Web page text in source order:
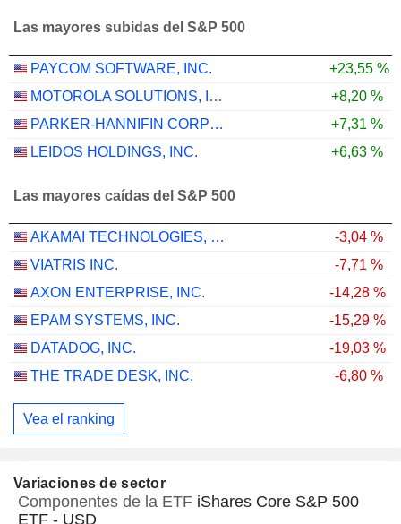
Las mayores subidas del S&P 500
PAYCOM SOFTWARE, INC.
+23,55 %
MOTOROLA SOLUTIONS, INC.
+8,20 %
PARKER-HANNIFIN CORPORATION
+7,31 %
LEIDOS HOLDINGS, INC.
+6,63 %
Las mayores caídas del S&P 500
AKAMAI TECHNOLOGIES, INC.
-3,04 %
VIATRIS INC.
-7,71 %
AXON ENTERPRISE, INC.
-14,28 %
EPAM SYSTEMS, INC.
-15,29 %
DATADOG, INC.
-19,03 %
THE TRADE DESK, INC.
-6,80 %
Vea el ranking
Variaciones de sector
Componentes de la ETF iShares Core S&P 500
ETF - USD